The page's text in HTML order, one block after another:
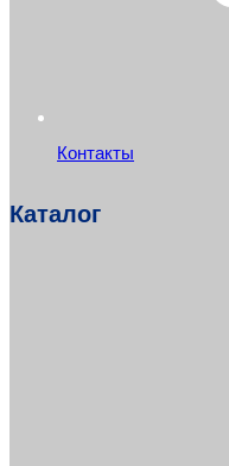
Контакты
Каталог